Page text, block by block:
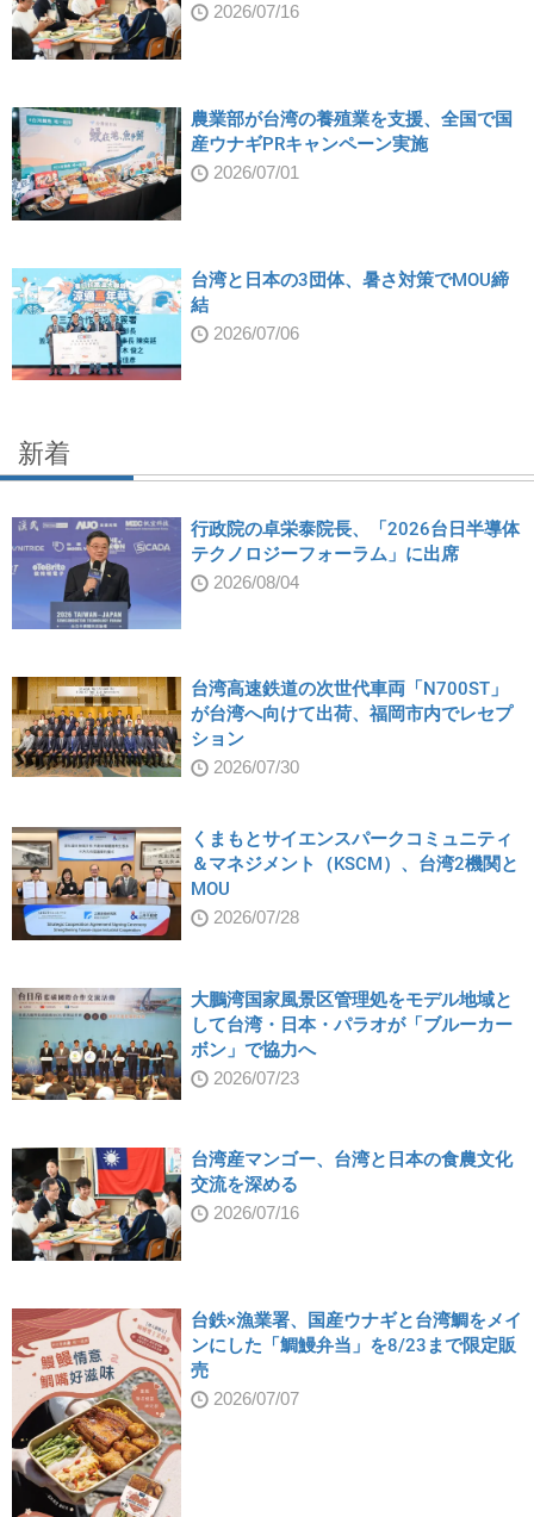
2026/07/16
農業部が台湾の養殖業を支援、全国で国
産ウナギPRキャンペーン実施
2026/07/01
台湾と日本の3団体、暑さ対策でMOU締
結
2026/07/06
新着
行政院の卓栄泰院長、「2026台日半導体
テクノロジーフォーラム」に出席
2026/08/04
台湾高速鉄道の次世代車両「N700ST」
が台湾へ向けて出荷、福岡市内でレセプ
ション
2026/07/30
くまもとサイエンスパークコミュニティ
＆マネジメント（KSCM）、台湾2機関と
MOU
2026/07/28
大鵬湾国家風景区管理処をモデル地域と
して台湾・日本・パラオが「ブルーカー
ボン」で協力へ
2026/07/23
台湾産マンゴー、台湾と日本の食農文化
交流を深める
2026/07/16
台鉄×漁業署、国産ウナギと台湾鯛をメイ
ンにした「鯛鰻弁当」を8/23まで限定販
売
2026/07/07